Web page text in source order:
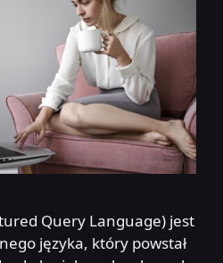
Query Language) jest
języka, który powstał